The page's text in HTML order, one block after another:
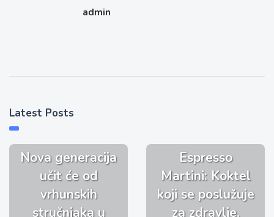
admin
Latest Posts
Nova generacija
učit će od
vrhunskih
stručnjaka u
Espresso
Martini: Koktel
koji se poslužuje
za zdravlje,